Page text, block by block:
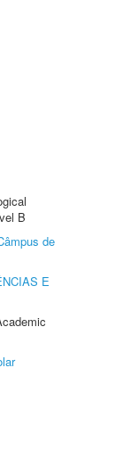
B
de
E